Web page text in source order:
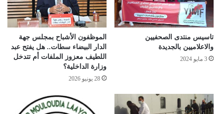
تاسيس منتدى الصحفيين
والاعلاميين بالجديدة
3 مايو 2024
الموظفون الأشباح بمجلس جهة
الدار البيضاء سطات.. هل يفتح عبد
اللطيف معزوز الملفات أم تتدخل
وزارة الداخلية؟
28 يونيو 2026